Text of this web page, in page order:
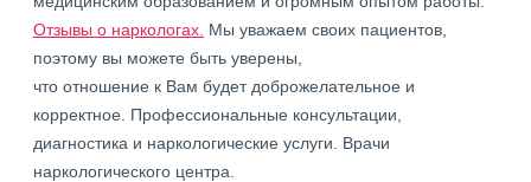
Отзывы о наркологах. Мы уважаем своих пациентов,
поэтому вы можете быть уверены,
что отношение к Вам будет доброжелательное и
корректное. Профессиональные консультации,
диагностика и наркологические услуги. Врачи
наркологического центра.